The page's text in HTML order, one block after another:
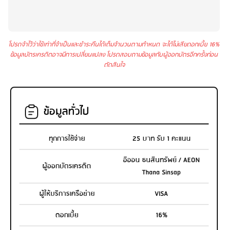
โปรดจำไว้ว่าใช้เท่าที่จำเป็นและชำระคืนได้เต็มจำนวนตามกำหนด จะได้ไม่เสียดอกเบี้ย 16%
ข้อมูลบัตรเครดิตอาจมีการเปลี่ยนแปลง โปรดสอบถามข้อมูลกับผู้ออกบัตรอีกครั้งก่อน
ตัดสินใจ
ข้อมูลทั่วไป
ทุกการใช้จ่าย 25 บาท รับ 1 คะแนน
ผู้ออกบัตรเครดิต
อิออน ธนสินทรัพย์ / AEON
Thana Sinsap
ผู้ให้บริการเครือข่าย
VISA
ดอกเบี้ย
16%